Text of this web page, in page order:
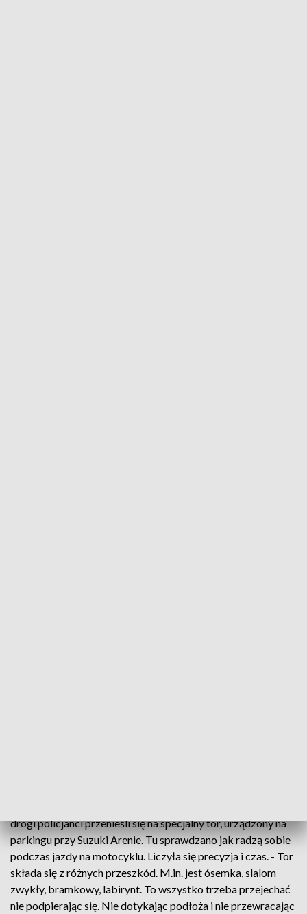
drogi policjanci przenieśli się na specjalny tor, urządzony na
parkingu przy Suzuki Arenie. Tu sprawdzano jak radzą sobie
podczas jazdy na motocyklu. Liczyła się precyzja i czas. - Tor
składa się z różnych przeszkód. M.in. jest ósemka, slalom
zwykły, bramkowy, labirynt. To wszystko trzeba przejechać
nie podpierając się. Nie dotykając podłoża i nie przewracając